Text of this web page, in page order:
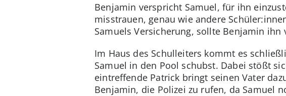
Benjamin verspricht Samuel, für ihn
misstrauen, genau wie andere
Samuels Versicherung, sollte Benjamin ihn
Im Haus des Schulleiters kommt es
Samuel in den Pool schubst. Dabei stößt
eintreffende Patrick bringt seinen Vater
Benjamin, die Polizei zu rufen, da Samuel